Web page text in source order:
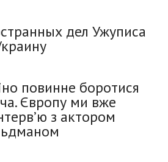
дел Ужуписа
повинне боротися
Європу ми вже
з актором